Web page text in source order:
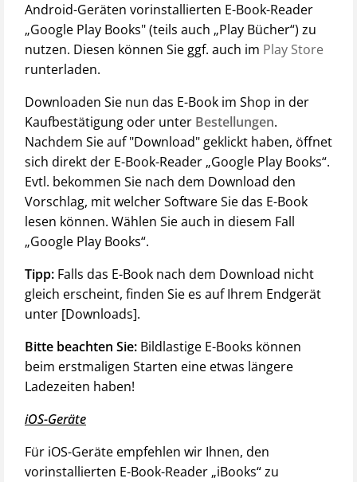
Android-Geräten vorinstallierten E-Book-Reader
„Google Play Books" (teils auch „Play Bücher“) zu
nutzen. Diesen können Sie ggf. auch im Play Store
runterladen.
Downloaden Sie nun das E-Book im Shop in der
Kaufbestätigung oder unter Bestellungen.
Nachdem Sie auf "Download" geklickt haben, öffnet
sich direkt der E-Book-Reader „Google Play Books“.
Evtl. bekommen Sie nach dem Download den
Vorschlag, mit welcher Software Sie das E-Book
lesen können. Wählen Sie auch in diesem Fall
„Google Play Books“.
Tipp: Falls das E-Book nach dem Download nicht
gleich erscheint, finden Sie es auf Ihrem Endgerät
unter [Downloads].
Bitte beachten Sie: Bildlastige E-Books können
beim erstmaligen Starten eine etwas längere
Ladezeiten haben!
iOS-Geräte
Für iOS-Geräte empfehlen wir Ihnen, den
vorinstallierten E-Book-Reader „iBooks“ zu